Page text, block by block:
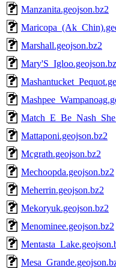
Manzanita.geojson.bz2
Marshall.geojson.bz2
Mattaponi.geojson.bz2
Mcgrath.geojson.bz2
Mechoopda.geojson.bz2
Meherrin.geojson.bz2
Mekoryuk.geojson.bz2
Menominee.geojson.bz2